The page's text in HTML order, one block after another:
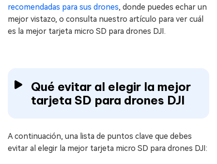
recomendadas para sus drones, donde puedes echar un
mejor vistazo, o consulta nuestro artículo para ver cuál
es la mejor tarjeta micro SD para drones DJI.
Qué evitar al elegir la mejor
tarjeta SD para drones DJI
A continuación, una lista de puntos clave que debes
evitar al elegir la mejor tarjeta micro SD para drones DJI: